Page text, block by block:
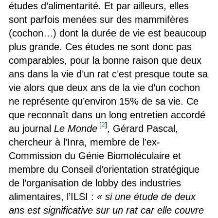
études d’alimentarité. Et par ailleurs, elles
sont parfois menées sur des mammifères
(cochon…) dont la durée de vie est beaucoup
plus grande. Ces études ne sont donc pas
comparables, pour la bonne raison que deux
ans dans la vie d’un rat c’est presque toute sa
vie alors que deux ans de la vie d’un cochon
ne représente qu’environ 15% de sa vie. Ce
que reconnaît dans un long entretien accordé
au journal Le Monde [2], Gérard Pascal,
chercheur à l’Inra, membre de l’ex-
Commission du Génie Biomoléculaire et
membre du Conseil d’orientation stratégique
de l’organisation de lobby des industries
alimentaires, l’ILSI : « si une étude de deux
ans est significative sur un rat car elle couvre